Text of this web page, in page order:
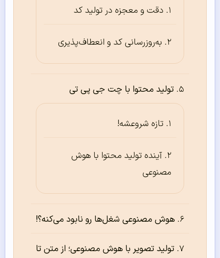
دقت و معجزه در تولید کد
به‌روزرسانی کد و انعطاف‌پذیری
تولید محتوا با چت جی پی تی
تازه شروعشه!
آینده تولید محتوا با هوش
مصنوعی
هوش مصنوعی شغل‌ها رو نابود می‌کنه؟!
تولید تصویر با هوش مصنوعی؛ از متن تا